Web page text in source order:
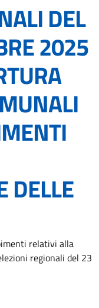
DEL
2025
DELLE
relativi alla
regionali del 23